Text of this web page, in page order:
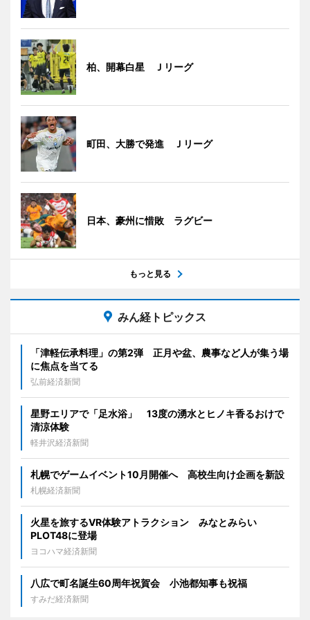
柏、開幕白星 Ｊリーグ
町田、大勝で発進 Ｊリーグ
日本、豪州に惜敗 ラグビー
もっと見る
みん経トピックス
「津軽伝承料理」の第2弾 正月や盆、農事など人が集う場
に焦点を当てる
弘前経済新聞
星野エリアで「足水浴」 13度の湧水とヒノキ香るおけで
清涼体験
軽井沢経済新聞
札幌でゲームイベント10月開催へ 高校生向け企画を新設
札幌経済新聞
火星を旅するVR体験アトラクション みなとみらい
PLOT48に登場
ヨコハマ経済新聞
八広で町名誕生60周年祝賀会 小池都知事も祝福
すみだ経済新聞